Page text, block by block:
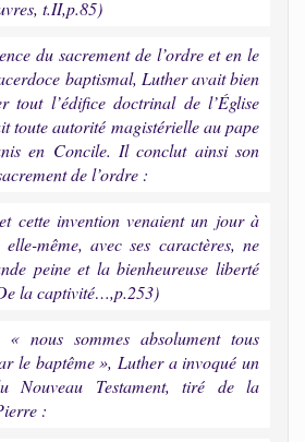
t.II,p.85)
du sacrement de l’ordre et en le
baptismal, Luther avait bien
tout l’édifice doctrinal de l’Église
toute autorité magistérielle au pape
en Concile. Il conclut ainsi son
de l’ordre :
cette invention venaient un jour à
même, avec ses caractères, ne
peine et la bienheureuse liberté
la captivité…,p.253)
nous sommes absolument tous
le baptême », Luther a invoqué un
Nouveau Testament, tiré de la
: